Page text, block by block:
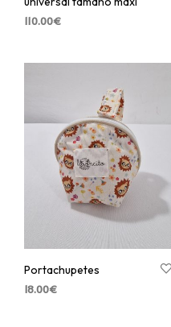
110.00€
Portachupetes
18.00€